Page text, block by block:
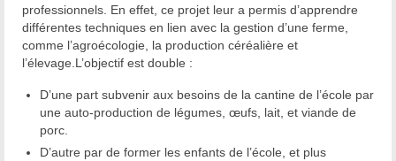
professionnels. En effet, ce projet leur a permis d’apprendre
différentes techniques en lien avec la gestion d’une ferme,
comme l’agroécologie, la production céréalière et
l’élevage.L’objectif est double :
D’une part subvenir aux besoins de la cantine de l’école par
une auto-production de légumes, œufs, lait, et viande de
porc.
D’autre par de former les enfants de l’école, et plus